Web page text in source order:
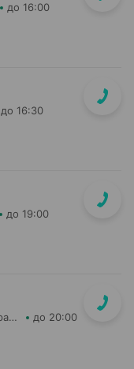
до 16:00
до 16:30
до 19:00
Витебское РУП Фармация Центральная районная аптека №67 до 20:00